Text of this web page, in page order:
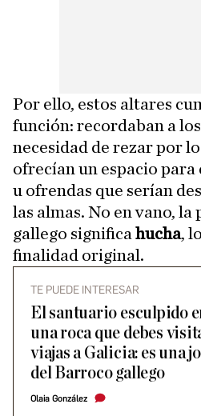
Por ello, estos altares
función: recordaban a los
necesidad de rezar por
ofrecían un espacio
u ofrendas que serían
las almas. No en vano, la
gallego significa hucha,
finalidad original.
TE PUEDE INTERESAR
El santuario esculpido
una roca que debes
viajas a Galicia: es una
del Barroco gallego
Olaia González